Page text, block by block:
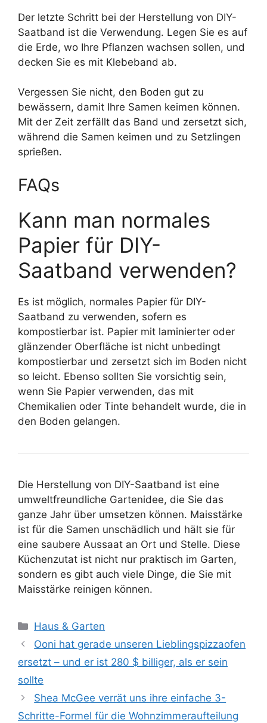
Der letzte Schritt bei der Herstellung von DIY-
Saatband ist die Verwendung. Legen Sie es auf
die Erde, wo Ihre Pflanzen wachsen sollen, und
decken Sie es mit Klebeband ab.
Vergessen Sie nicht, den Boden gut zu
bewässern, damit Ihre Samen keimen können.
Mit der Zeit zerfällt das Band und zersetzt sich,
während die Samen keimen und zu Setzlingen
sprießen.
FAQs
Kann man normales
Papier für DIY-
Saatband verwenden?
Es ist möglich, normales Papier für DIY-
Saatband zu verwenden, sofern es
kompostierbar ist. Papier mit laminierter oder
glänzender Oberfläche ist nicht unbedingt
kompostierbar und zersetzt sich im Boden nicht
so leicht. Ebenso sollten Sie vorsichtig sein,
wenn Sie Papier verwenden, das mit
Chemikalien oder Tinte behandelt wurde, die in
den Boden gelangen.
Die Herstellung von DIY-Saatband ist eine
umweltfreundliche Gartenidee, die Sie das
ganze Jahr über umsetzen können. Maisstärke
ist für die Samen unschädlich und hält sie für
eine saubere Aussaat an Ort und Stelle. Diese
Küchenzutat ist nicht nur praktisch im Garten,
sondern es gibt auch viele Dinge, die Sie mit
Maisstärke reinigen können.
Kategorien
Haus & Garten
Ooni hat gerade unseren Lieblingspizzaofen
ersetzt – und er ist 280 $ billiger, als er sein
sollte
Shea McGee verrät uns ihre einfache 3-
Schritte-Formel für die Wohnzimmeraufteilung